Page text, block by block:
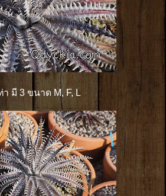
มี 3 ขนาด M, F, L